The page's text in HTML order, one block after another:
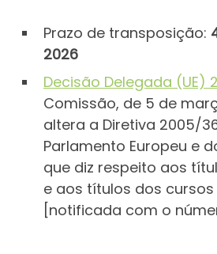
Prazo de transposição:
2026
Decisão Delegada (UE)
Comissão, de 5 de
altera a Diretiva 2005/
Parlamento Europeu e
que diz respeito aos
e aos títulos dos
[notificada com o